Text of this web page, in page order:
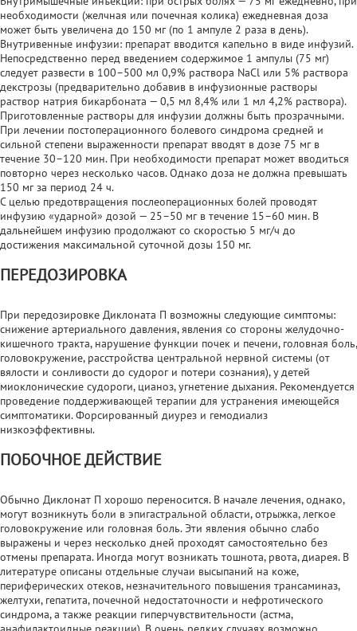
необходимости (желчная или почечная колика) ежедневная доза
может быть увеличена до 150 мг (по 1 ампуле 2 раза в день).
Внутривенные инфузии: препарат вводится капельно в виде инфузий.
Непосредственно перед введением содержимое 1 ампулы (75 мг)
следует развести в 100–500 мл 0,9% раствора NaCl или 5% раствора
декстрозы (предварительно добавив в инфузионные растворы
раствор натрия бикарбоната — 0,5 мл 8,4% или 1 мл 4,2% раствора).
Приготовленные растворы для инфузии должны быть прозрачными.
При лечении постоперационного болевого синдрома средней и
сильной степени выраженности препарат вводят в дозе 75 мг в
течение 30–120 мин. При необходимости препарат может вводиться
повторно через несколько часов. Однако доза не должна превышать
150 мг за период 24 ч.
С целью предотвращения послеоперационных болей проводят
инфузию «ударной» дозой — 25–50 мг в течение 15–60 мин. В
дальнейшем инфузию продолжают со скоростью 5 мг/ч до
достижения максимальной суточной дозы 150 мг.
ПЕРЕДОЗИРОВКА
При передозировке Диклоната П возможны следующие симптомы:
снижение артериального давления, явления со стороны желудочно-
кишечного тракта, нарушение функции почек и печени, головная боль,
головокружение, расстройства центральной нервной системы (от
вялости и сонливости до судорог и потери сознания), у детей
миоклонические судороги, цианоз, угнетение дыхания. Рекомендуется
проведение поддерживающей терапии для устранения имеющейся
симптоматики. Форсированный диурез и гемодиализ
низкоэффективны.
ПОБОЧНОЕ ДЕЙСТВИЕ
Обычно Диклонат П хорошо переносится. В начале лечения, однако,
могут возникнуть боли в эпигастральной области, отрыжка, легкое
головокружение или головная боль. Эти явления обычно слабо
выражены и через несколько дней проходят самостоятельно без
отмены препарата. Иногда могут возникать тошнота, рвота, диарея. В
литературе описаны отдельные случаи высыпаний на коже,
периферических отеков, незначительного повышения трансаминаз,
желтухи, гепатита, почечной недостаточности и нефротического
синдрома, а также реакции гиперчувствительности (астма,